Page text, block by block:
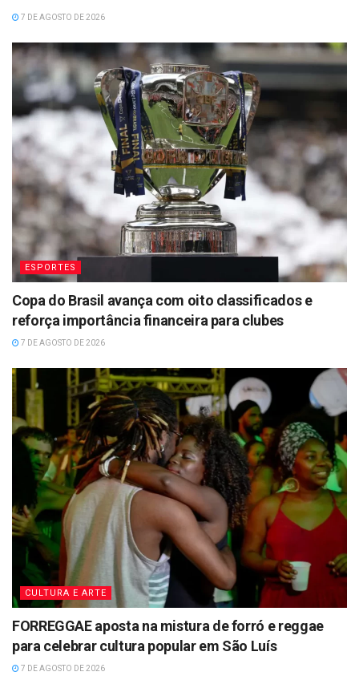
7 DE AGOSTO DE 2026
ESPORTES
Copa do Brasil avança com oito classificados e
reforça importância financeira para clubes
7 DE AGOSTO DE 2026
CULTURA E ARTE
FORREGGAE aposta na mistura de forró e reggae
para celebrar cultura popular em São Luís
7 DE AGOSTO DE 2026